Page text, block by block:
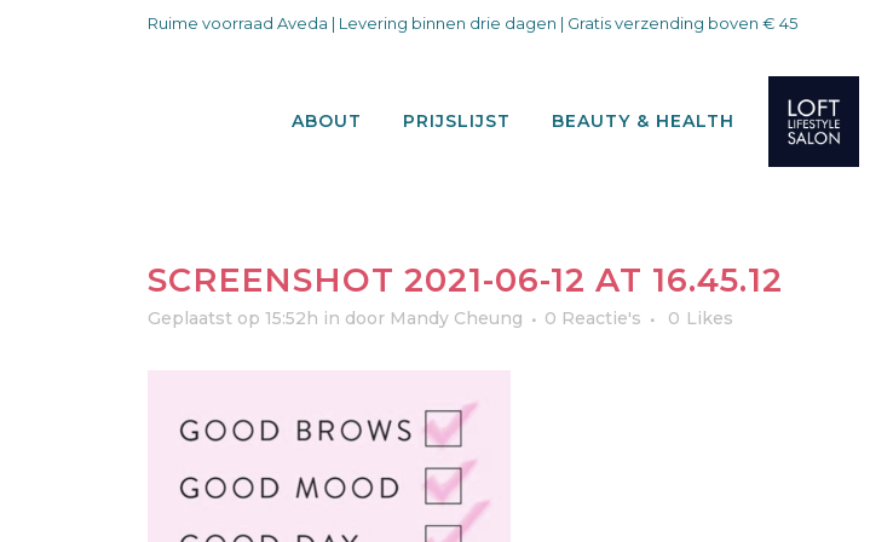
Ruime voorraad Aveda | Levering binnen drie dagen | Gratis verzending boven € 45
ABOUT PRIJSLIJST BEAUTY & HEALTH
SCREENSHOT 2021-06-12 AT 16.45.12
Geplaatst op 15:52h in door Mandy Cheung 0 Reactie's 0 Likes